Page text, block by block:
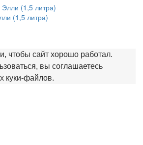
(1,5 литра)
чтобы сайт хорошо работал.
вы соглашаетесь
куки‑файлов.